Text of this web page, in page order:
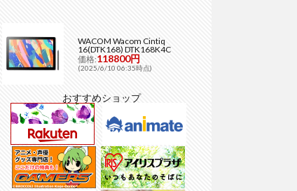
WACOM Wacom Cintiq
16(DTK168) DTK168K4C
価格:118800円
(2025/6/10 06:35時点)
おすすめショップ